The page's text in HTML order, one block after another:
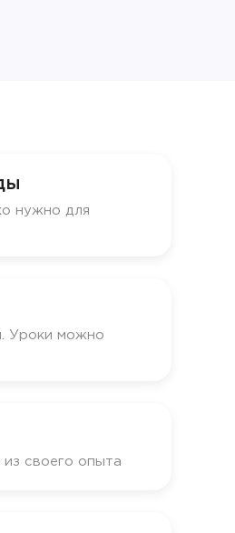
нужно для
Уроки можно
своего опыта